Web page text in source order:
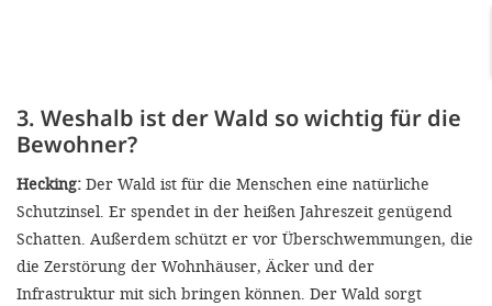
3. Weshalb ist der Wald so wichtig für die
Bewohner?
Hecking: Der Wald ist für die Menschen eine natürliche
Schutzinsel. Er spendet in der heißen Jahreszeit genügend
Schatten. Außerdem schützt er vor Überschwemmungen, die
die Zerstörung der Wohnhäuser, Äcker und der
Infrastruktur mit sich bringen können. Der Wald sorgt